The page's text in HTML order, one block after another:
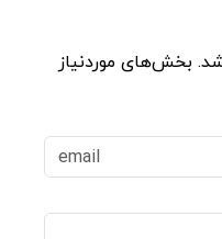
بخش‌های موردنیاز